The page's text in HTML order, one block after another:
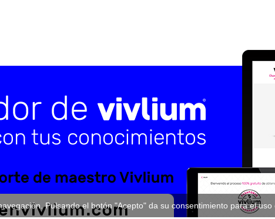
Pulsando el botón "Acepto" da su consentimiento para el uso